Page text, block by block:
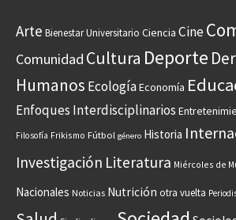
Arte Bienestar Universitario Ciencia Cine
Comunidad Cultura Deporte
Humanos EcologíaEconomía
Enfoques Interdisciplinarios
Filosofía Frikismo Fútbol género Historia
Investigación Literatura Miércoles de
Nacionales Noticias Nutrición otra vuelta